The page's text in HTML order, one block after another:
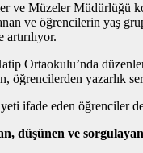
ve Müzeler Müdürlüğü
ve öğrencilerin yaş
Ortaokulu’nda
öğrencilerden yazarlık
ifade eden öğrenciler
düşünen ve